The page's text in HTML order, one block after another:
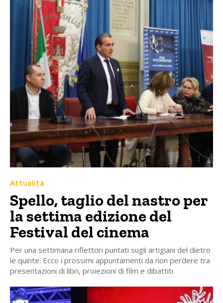
Attualità
Spello, taglio del nastro per
la settima edizione del
Festival del cinema
Per una settimana riflettori puntati sugli artigiani del dietro
le quinte. Ecco i prossimi appuntamenti da non perdere tra
presentazioni di libri, proiezioni di film e dibattiti